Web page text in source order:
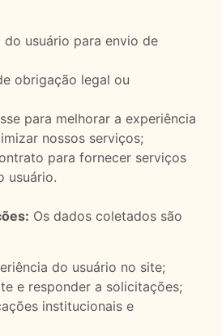
do usuário para envio de
obrigação legal ou
para melhorar a experiência
nossos serviços;
para fornecer serviços
usuário.
Os dados coletados são
do usuário no site;
e responder a solicitações;
institucionais e